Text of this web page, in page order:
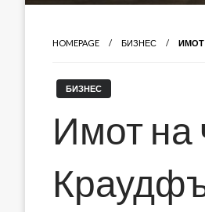
HOMEPAGE БИЗНЕС ИМОТ
БИЗНЕС
Имот на